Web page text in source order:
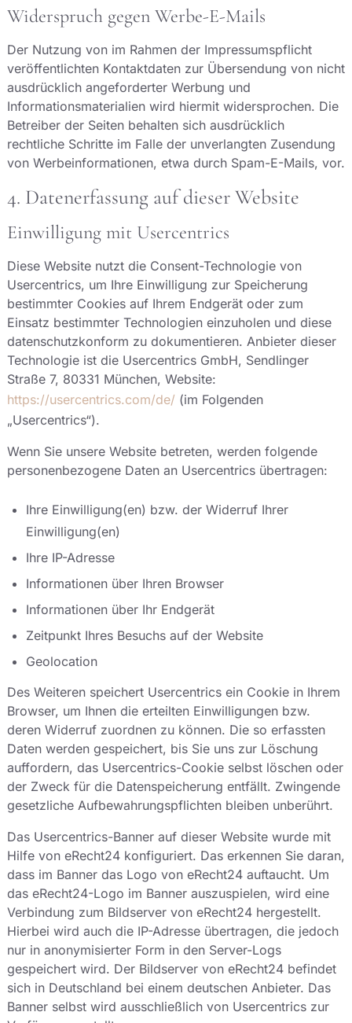
Widerspruch gegen Werbe-E-Mails
Der Nutzung von im Rahmen der Impressumspflicht
veröffentlichten Kontaktdaten zur Übersendung von nicht
ausdrücklich angeforderter Werbung und
Informationsmaterialien wird hiermit widersprochen. Die
Betreiber der Seiten behalten sich ausdrücklich
rechtliche Schritte im Falle der unverlangten Zusendung
von Werbeinformationen, etwa durch Spam-E-Mails, vor.
4. Datenerfassung auf dieser Website
Einwilligung mit Usercentrics
Diese Website nutzt die Consent-Technologie von
Usercentrics, um Ihre Einwilligung zur Speicherung
bestimmter Cookies auf Ihrem Endgerät oder zum
Einsatz bestimmter Technologien einzuholen und diese
datenschutzkonform zu dokumentieren. Anbieter dieser
Technologie ist die Usercentrics GmbH, Sendlinger
Straße 7, 80331 München, Website:
https://usercentrics.com/de/ (im Folgenden
„Usercentrics“).
Wenn Sie unsere Website betreten, werden folgende
personenbezogene Daten an Usercentrics übertragen:
Ihre Einwilligung(en) bzw. der Widerruf Ihrer
Einwilligung(en)
Ihre IP-Adresse
Informationen über Ihren Browser
Informationen über Ihr Endgerät
Zeitpunkt Ihres Besuchs auf der Website
Geolocation
Des Weiteren speichert Usercentrics ein Cookie in Ihrem
Browser, um Ihnen die erteilten Einwilligungen bzw.
deren Widerruf zuordnen zu können. Die so erfassten
Daten werden gespeichert, bis Sie uns zur Löschung
auffordern, das Usercentrics-Cookie selbst löschen oder
der Zweck für die Datenspeicherung entfällt. Zwingende
gesetzliche Aufbewahrungspflichten bleiben unberührt.
Das Usercentrics-Banner auf dieser Website wurde mit
Hilfe von eRecht24 konfiguriert. Das erkennen Sie daran,
dass im Banner das Logo von eRecht24 auftaucht. Um
das eRecht24-Logo im Banner auszuspielen, wird eine
Verbindung zum Bildserver von eRecht24 hergestellt.
Hierbei wird auch die IP-Adresse übertragen, die jedoch
nur in anonymisierter Form in den Server-Logs
gespeichert wird. Der Bildserver von eRecht24 befindet
sich in Deutschland bei einem deutschen Anbieter. Das
Banner selbst wird ausschließlich von Usercentrics zur